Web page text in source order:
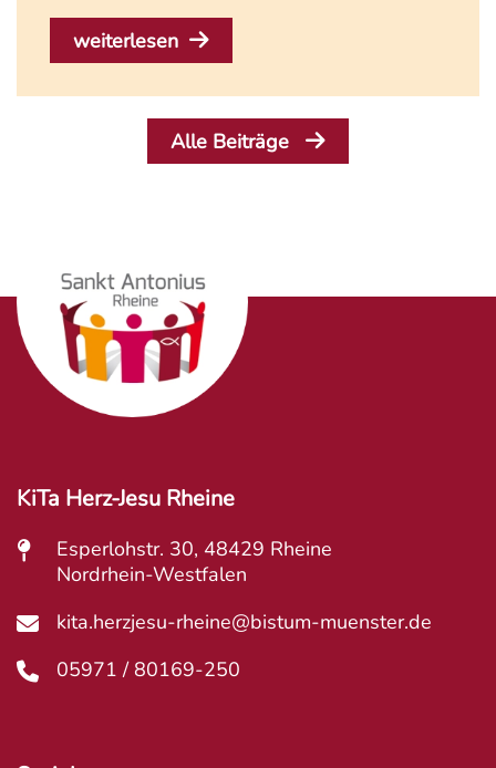
weiterlesen
Alle Beiträge
KiTa Herz-Jesu Rheine
Esperlohstr. 30, 48429 Rheine
Nordrhein-Westfalen
kita.herzjesu-rheine@bistum-muenster.de
05971 / 80169-250